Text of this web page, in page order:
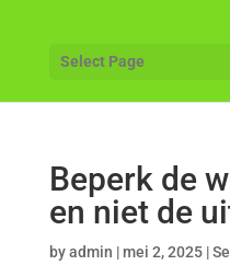
Select Page
Beperk de
en niet de
byadmin |mei 2, 2025|